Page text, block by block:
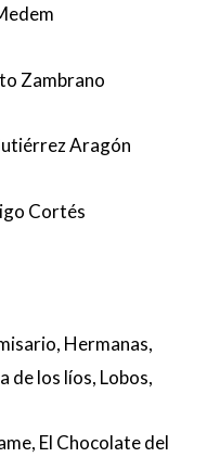
Zambrano
Aragón
Cortés
Hermanas,
de los líos, Lobos,
El Chocolate del